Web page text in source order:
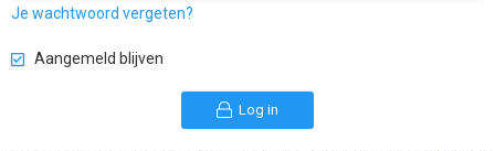
Je wachtwoord vergeten?
Aangemeld blijven
Log in